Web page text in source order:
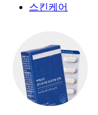
스킨케어